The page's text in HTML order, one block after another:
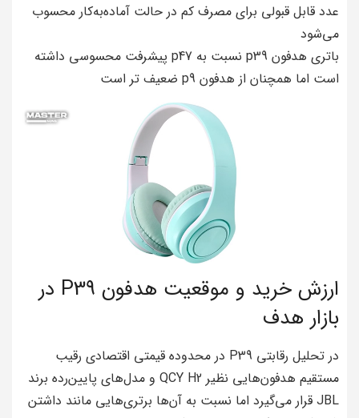
عدد قابل قبولی برای مصرف کم در حالت آماده‌به‌کار محسوب
می‌شود
باتری هدفون p39 نسبت به p47 پیشرفت محسوسی داشته
است اما همچنان از هدفون p9 ضعیف تر است
ارزش خرید و موقعیت هدفون P39 در
بازار هدف
در تحلیل رقابتی P39 در محدوده قیمتی اقتصادی رقیب
مستقیم هدفون‌هایی نظیر QCY H2 و مدل‌های پایین‌رده برند
JBL قرار می‌گیرد اما نسبت به آن‌ها برتری‌هایی مانند داشتن